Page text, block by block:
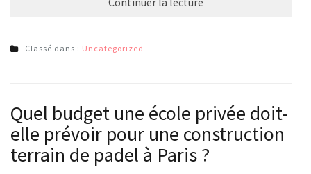
Classé dans : Uncategorized
Quel budget une école privée doit-
elle prévoir pour une construction
terrain de padel à Paris ?